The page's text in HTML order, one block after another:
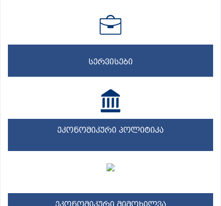
სერვისები
ეკონომიკური პოლიტიკა